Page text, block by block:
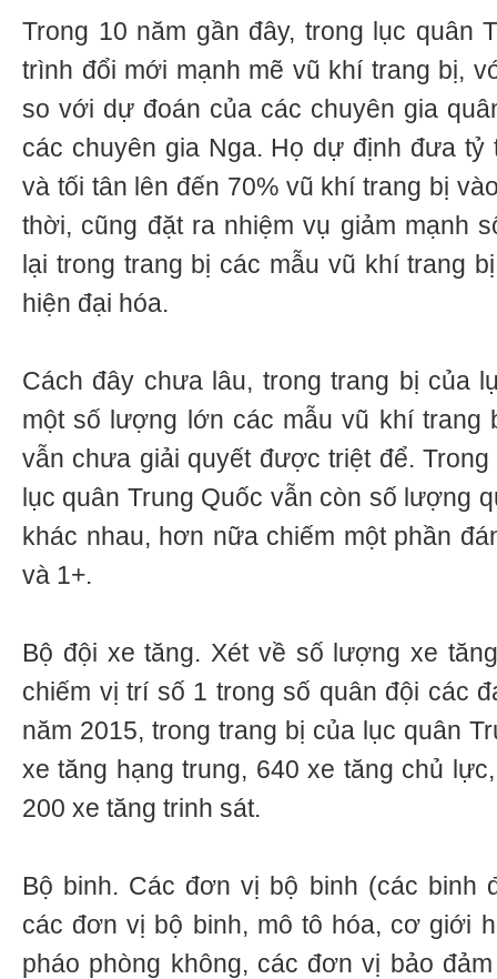
Trong 10 năm gần đây, trong lục quân
trình đổi mới mạnh mẽ vũ khí trang bị,
so với dự đoán của các chuyên gia
các chuyên gia Nga. Họ dự định đưa tỷ
và tối tân lên đến 70% vũ khí trang bị
thời, cũng đặt ra nhiệm vụ giảm mạnh
lại trong trang bị các mẫu vũ khí trang
hiện đại hóa.
Cách đây chưa lâu, trong trang bị của
một số lượng lớn các mẫu vũ khí trang
vẫn chưa giải quyết được triệt để.
lục quân Trung Quốc vẫn còn số lượng
khác nhau, hơn nữa chiếm một phần
và 1+.
Bộ đội xe tăng. Xét về số lượng xe
chiếm vị trí số 1 trong số quân đội các
năm 2015, trong trang bị của lục quân
xe tăng hạng trung, 640 xe tăng chủ
200 xe tăng trinh sát.
Bộ binh. Các đơn vị bộ binh (các binh
các đơn vị bộ binh, mô tô hóa, cơ giới
pháo phòng không, các đơn vị bảo